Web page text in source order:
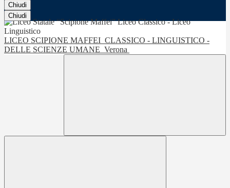
Chiudi
Chiudi
LICEO SCIPIONE MAFFEI CLASSICO - LINGUISTICO -
DELLE SCIENZE UMANE Verona